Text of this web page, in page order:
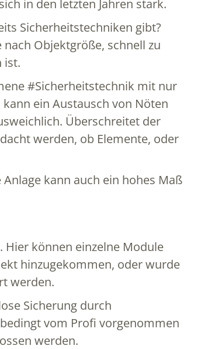
in den letzten Jahren stark.
Sicherheitstechniken gibt?
Objektgröße, schnell zu
ist.
#Sicherheitstechnik mit nur
ein Austausch von Nöten
Überschreitet der
werden, ob Elemente, oder
kann auch ein hohes Maß
Hier können einzelne Module
hinzugekommen, oder wurde
werden.
Sicherung durch
vom Profi vorgenommen
werden.